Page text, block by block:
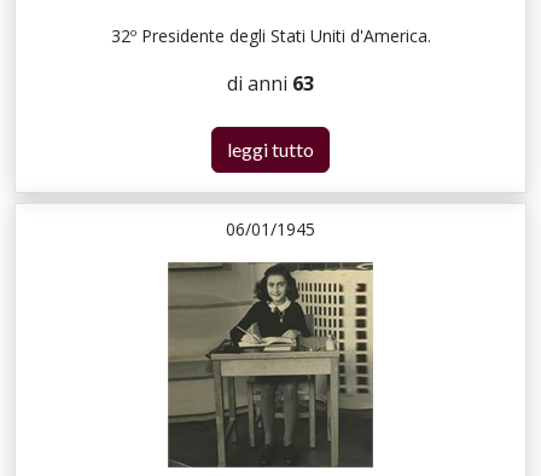
32º Presidente degli Stati Uniti d'America.
di anni 63
leggi tutto
06/01/1945